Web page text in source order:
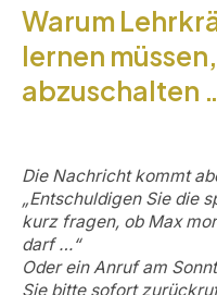
Warum
lernen müssen,
abzuschalten
Die Nachricht kommt
„Entschuldigen Sie die
kurz fragen, ob Max
darf …“
Oder ein Anruf am
Sie bitte sofort